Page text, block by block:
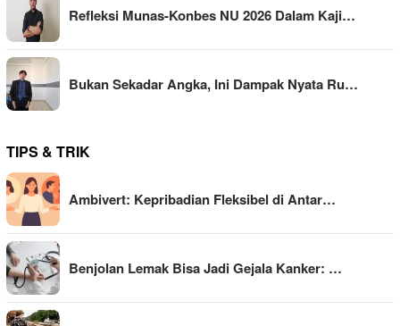
Refleksi Munas-Konbes NU 2026 Dalam Kaji…
Bukan Sekadar Angka, Ini Dampak Nyata Ru…
TIPS & TRIK
Ambivert: Kepribadian Fleksibel di Antar…
Benjolan Lemak Bisa Jadi Gejala Kanker: …